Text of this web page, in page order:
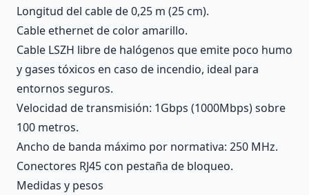
Longitud del cable de 0,25 m (25 cm).
Cable ethernet de color amarillo.
Cable LSZH libre de halógenos que emite poco humo
y gases tóxicos en caso de incendio, ideal para
entornos seguros.
Velocidad de transmisión: 1Gbps (1000Mbps) sobre
100 metros.
Ancho de banda máximo por normativa: 250 MHz.
Conectores RJ45 con pestaña de bloqueo.
Medidas y pesos